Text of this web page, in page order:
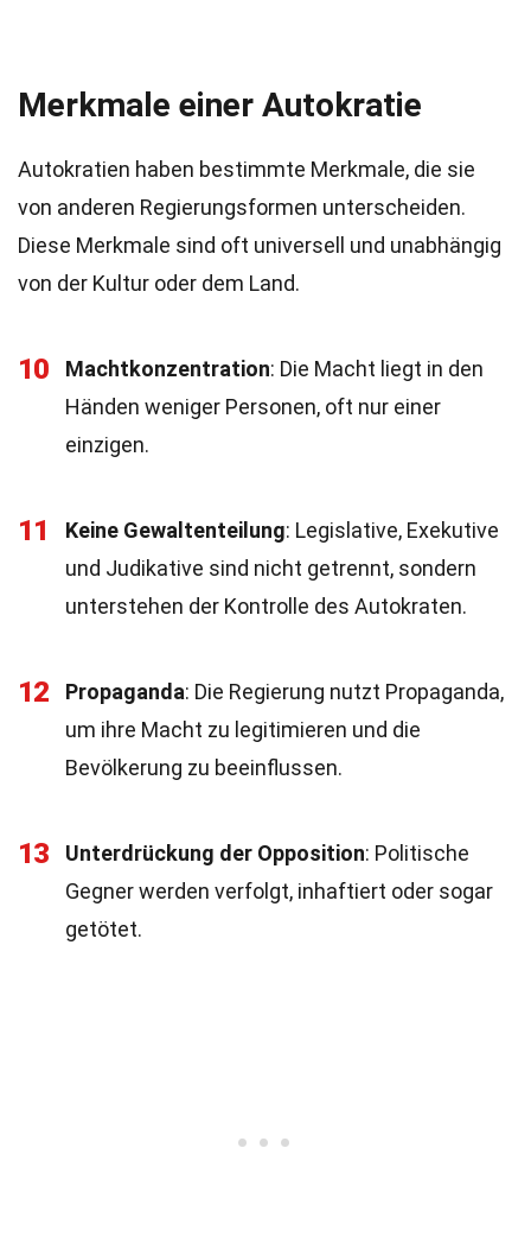
Merkmale einer Autokratie
Autokratien haben bestimmte Merkmale, die sie
von anderen Regierungsformen unterscheiden.
Diese Merkmale sind oft universell und unabhängig
von der Kultur oder dem Land.
10 Machtkonzentration: Die Macht liegt in den
Händen weniger Personen, oft nur einer
einzigen.
11 Keine Gewaltenteilung: Legislative, Exekutive
und Judikative sind nicht getrennt, sondern
unterstehen der Kontrolle des Autokraten.
12 Propaganda: Die Regierung nutzt Propaganda,
um ihre Macht zu legitimieren und die
Bevölkerung zu beeinflussen.
13 Unterdrückung der Opposition: Politische
Gegner werden verfolgt, inhaftiert oder sogar
getötet.